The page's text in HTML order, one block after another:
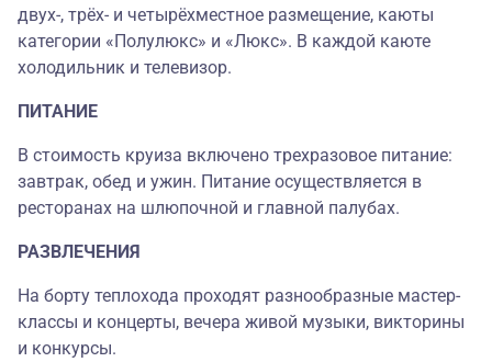
двух-, трёх- и четырёхместное размещение, каюты
категории «Полулюкс» и «Люкс». В каждой каюте
холодильник и телевизор.
ПИТАНИЕ
В стоимость круиза включено трехразовое питание:
завтрак, обед и ужин. Питание осуществляется в
ресторанах на шлюпочной и главной палубах.
РАЗВЛЕЧЕНИЯ
На борту теплохода проходят разнообразные мастер-
классы и концерты, вечера живой музыки, викторины
и конкурсы.